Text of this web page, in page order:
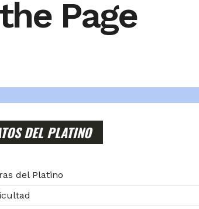
the Page
DEL PLATINO
del Platino